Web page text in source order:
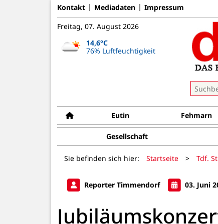
Kontakt Mediadaten Impressum
Freitag, 07. August 2026
14,6°C
76% Luftfeuchtigkeit
Eutin Fehmarn
Gesellschaft
Sie befinden sich hier: Startseite > Tdf.
Reporter Timmendorf 03. Juni